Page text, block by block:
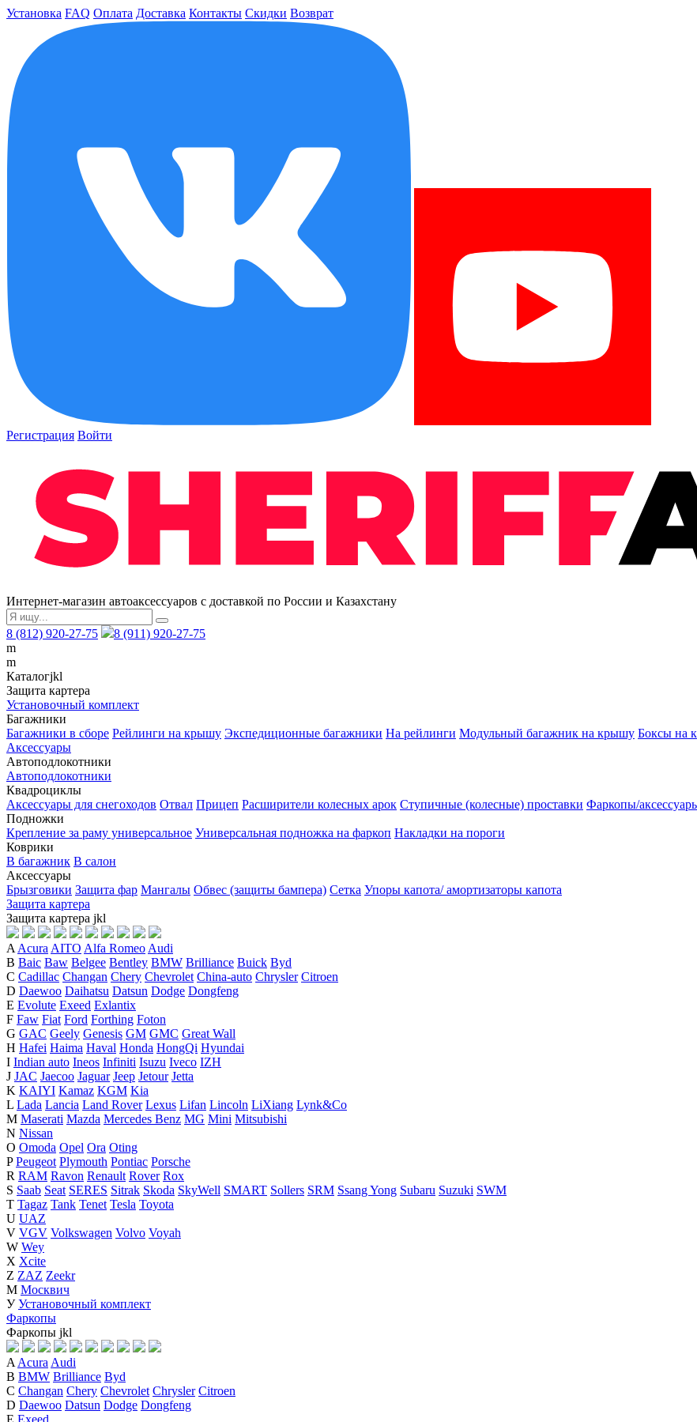
Установка FAQ Оплата Доставка Контакты Скидки Возврат
Регистрация Войти
Интернет-магазин автоаксессуаров с доставкой по России и Казахстану
8 (812) 920-27-75
8 (911) 920-27-75
m
m
Каталогjkl
Защита картера
Установочный комплект
Багажники
Багажники в сборе Рейлинги на крышу Экспедиционные багажники На рейлинги Модульный багажник на крышу Боксы на
Аксессуары
Автоподлокотники
Автоподлокотники
Квадроциклы
Аксессуары для снегоходов Отвал Прицеп Расширители колесных арок Ступичные (колесные) проставки Фаркопы/
Подножки
Крепление за раму универсальное Универсальная подножка на фаркоп Накладки на пороги
Коврики
В багажник В салон
Аксессуары
Брызговики Защита фар Мангалы Обвес (защиты бампера) Сетка Упоры капота/ амортизаторы капота
Защита картера
Защита картера jkl
AAcuraAITO Alfa RomeoAudi
B Baic Baw Belgee Bentley BMW Brilliance Buick Byd
C Cadillac Changan Chery Chevrolet China-auto Chrysler Citroen
D Daewoo Daihatsu Datsun Dodge Dongfeng
E Evolute Exeed Exlantix
F Faw Fiat Ford Forthing Foton
G GAC Geely Genesis GM GMC Great Wall
H Hafei Haima Haval Honda HongQi Hyundai
I Indian auto Ineos Infiniti Isuzu Iveco IZH
J JAC Jaecoo Jaguar Jeep Jetour Jetta
K KAIYI Kamaz KGM Kia
L Lada Lancia Land Rover Lexus Lifan Lincoln LiXiang Lynk&Co
M Maserati Mazda Mercedes Benz MG Mini Mitsubishi
N Nissan
O Omoda Opel Ora Oting
P Peugeot Plymouth Pontiac Porsche
R RAM Ravon Renault Rover Rox
S Saab Seat SERES Sitrak Skoda SkyWell SMART Sollers SRM Ssang Yong Subaru Suzuki SWM
T Tagaz Tank Tenet Tesla Toyota
U UAZ
V VGV Volkswagen Volvo Voyah
W Wey
X Xcite
Z ZAZ Zeekr
М Москвич
У Установочный комплект
Фаркопы
Фаркопы jkl
AAcuraAudi
B BMW Brilliance Byd
C Changan Chery Chevrolet Chrysler Citroen
D Daewoo Datsun Dodge Dongfeng